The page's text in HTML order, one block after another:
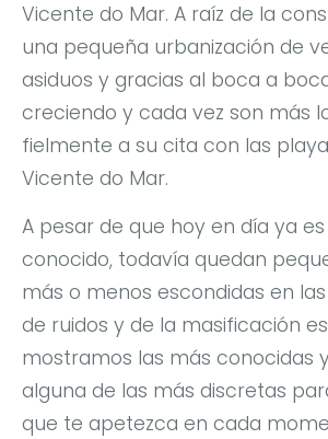
Vicente do Mar. A raíz de la
una pequeña urbanización de
asiduos y gracias al boca a
creciendo y cada vez son más
fielmente a su cita con las
Vicente do Mar.
A pesar de que hoy en día ya
conocido, todavía quedan
más o menos escondidas en
de ruidos y de la masificación
mostramos las más conocidas
alguna de las más discretas
que te apetezca en cada